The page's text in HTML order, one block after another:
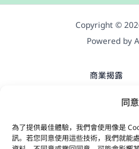
同
為了提供最佳體驗，我們會使用像是
訊。若您同意使用這些技術，我們就能
Copyright ©
Powered by
商業揭露
退換貨政策
Cookie 政策